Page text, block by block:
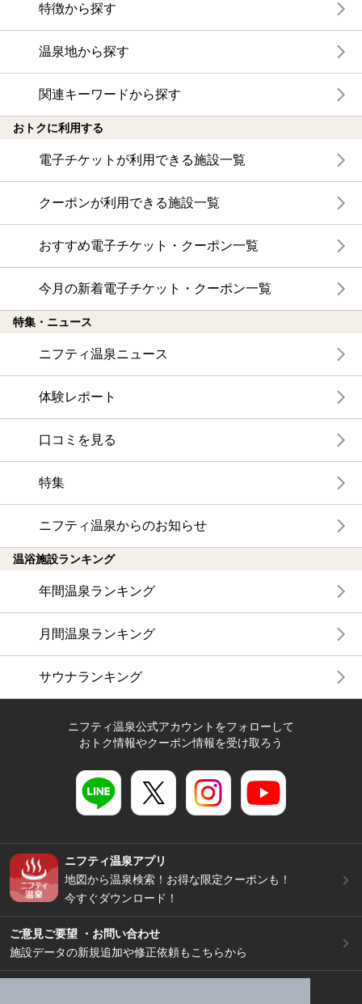
特徴から探す
温泉地から探す
関連キーワードから探す
おトクに利用する
電子チケットが利用できる施設一覧
クーポンが利用できる施設一覧
おすすめ電子チケット・クーポン一覧
今月の新着電子チケット・クーポン一覧
特集・ニュース
ニフティ温泉ニュース
体験レポート
口コミを見る
特集
ニフティ温泉からのお知らせ
温浴施設ランキング
年間温泉ランキング
月間温泉ランキング
サウナランキング
ニフティ温泉公式アカウントをフォローして
おトク情報やクーポン情報を受け取ろう
ニフティ温泉アプリ
地図から温泉検索！お得な限定クーポンも！
今すぐダウンロード！
ご意見ご要望 ・お問い合わせ
施設データの新規追加や修正依頼もこちらから